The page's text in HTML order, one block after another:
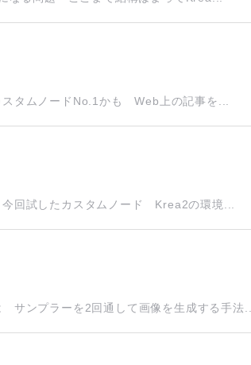
タムノードNo.1かも Web上の記事を...
回試したカスタムノード Krea2の環境...
ンプラーを2回通して画像を生成する手法...